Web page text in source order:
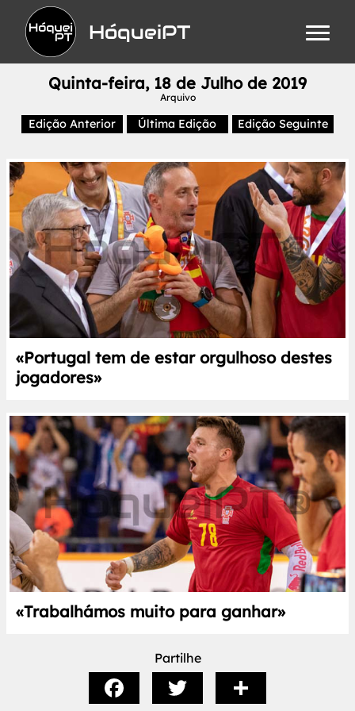
HóqueiPT
Quinta-feira, 18 de Julho de 2019
Arquivo
Edição Anterior Última Edição Edição Seguinte
«Portugal tem de estar orgulhoso destes
jogadores»
«Trabalhámos muito para ganhar»
Partilhe